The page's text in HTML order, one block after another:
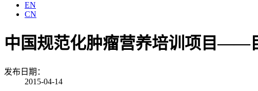
EN
CN
中国规范化肿瘤营养培训项目——
发布日期：
2015-04-14